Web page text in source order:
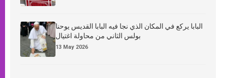
البابا يركع في المكان الذي نجا فيه البابا القديس يوحنا
بولس الثاني من محاولة اغتيال
13 May 2026